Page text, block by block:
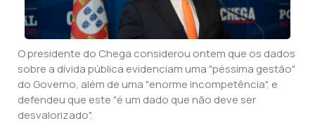
O presidente do Chega considerou ontem que os dados
sobre a dívida pública evidenciam uma "péssima gestão"
do Governo, além de uma "enorme incompetência", e
defendeu que este "é um dado que não deve ser
desvalorizado".